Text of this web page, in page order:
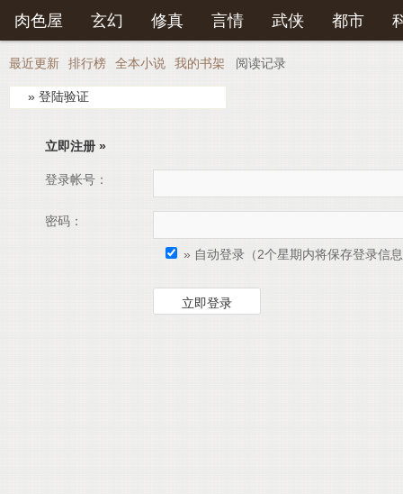
肉色屋 玄幻 修真 言情 武侠 都市
登录后可以拥有藏书和下载书籍功能。
最近更新
排行榜 全本小说 我的书架 阅读记录
» 登陆验证
立即注册 »
登录帐号：
密码：
» 自动登录（2个星期内将保存登录信